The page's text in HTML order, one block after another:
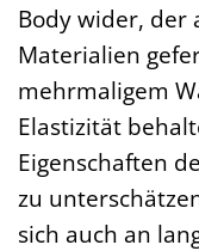
Body wider, der
Materialien
mehrmaligem
Elastizität
Eigenschaften
zu
sich auch an